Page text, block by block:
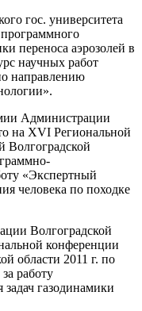
гос. университета
программного
переноса аэрозолей в
научных работ
направлению
Администрации
на XVI Региональной
Волгоградской
«Экспертный
человека по походке
Волгоградской
конференции
области 2011 г. по
работу
газодинамики